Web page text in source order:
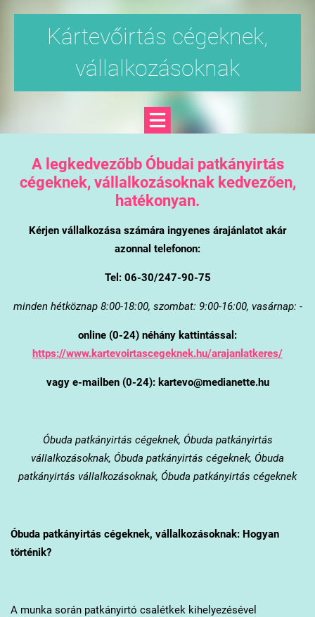
Kártevőirtás cégeknek,
vállalkozásoknak
A legkedvezőbb Óbudai patkányirtás
cégeknek, vállalkozásoknak kedvezően,
hatékonyan.
Kérjen vállalkozása számára ingyenes árajánlatot akár
azonnal telefonon:
Tel: 06-30/247-90-75
minden hétköznap 8:00-18:00, szombat: 9:00-16:00, vasárnap: -
online (0-24) néhány kattintással:
https://www.kartevoirtascegeknek.hu/arajanlatkeres/
vagy e-mailben (0-24): kartevo@medianette.hu
Óbuda patkányirtás cégeknek, Óbuda patkányirtás
vállalkozásoknak, Óbuda patkányirtás cégeknek, Óbuda
patkányirtás vállalkozásoknak, Óbuda patkányirtás cégeknek
Óbudapatkányirtás cégeknek, vállalkozásoknak: Hogyan
történik?
A munka során patkányirtó csalétkek kihelyezésével